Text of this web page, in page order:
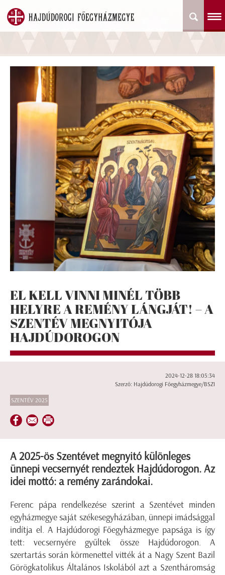
EL KELL VINNI MINÉL TÖBB
HELYRE A REMÉNY LÁNGJÁT! – A
SZENTÉV MEGNYITÓJA
HAJDÚDOROGON
2024-12-28 18:05:34
Szerző: Hajdúdorogi Főegyházmegye/BSZI
SZENTÉV 2025
A 2025-ös Szentévet megnyitó különleges
ünnepi vecsernyét rendeztek Hajdúdorogon. Az
idei mottó: a remény zarándokai.
Ferenc pápa rendelkezése szerint a Szentévet minden
egyházmegye saját székesegyházában, ünnepi imádsággal
indítja el. A Hajdúdorogi Főegyházmegye papsága is így
tett: vecsernyére gyűltek össze Hajdúdorogon. A
szertartás során körmenettel vitték át a Nagy Szent Bazil
Görögkatolikus Általános Iskolából azt a Szentháromság